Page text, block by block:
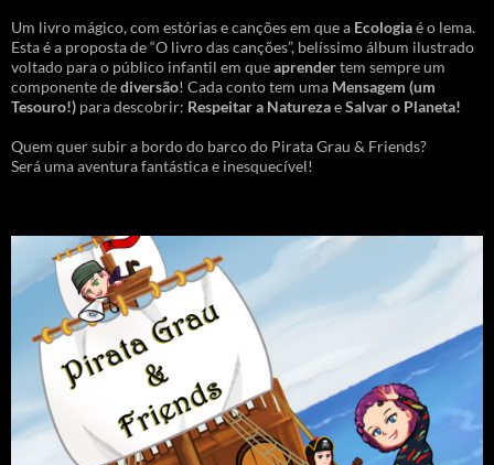
Um livro mágico, com estórias e canções em que a Ecologiaé o lema.
Esta é a proposta de “O livro das canções”, belíssimo álbum ilustrado
voltado para o público infantil em queaprendertem sempre um
componente dediversão! Cada conto tem uma Mensagem (um
Tesouro!) para descobrir: Respeitar a NaturezaeSalvar o Planeta!
Quem quer subir a bordo do barco do Pirata Grau & Friends?
Será uma aventura fantástica e inesquecível!